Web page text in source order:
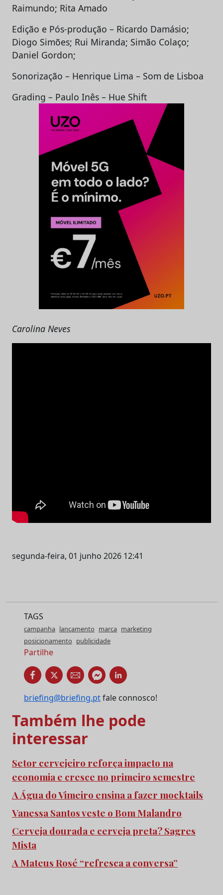
Raimundo; Rita Amado
Edição e Pós-produção – Ricardo Damásio;
Diogo Simões; Rui Miranda; Simão Colaço;
Daniel Gordon;
Sonorização – Henrique Lima – Som de Lisboa
Grading – Paulo Inês – Hue Shift
Carolina Neves
segunda-feira, 01 junho 2026 12:41
TAGS
campanha lançamento marca marketing
posicionamento publicidade
Partilhe
briefing@briefing.ptfale connosco!
Também lhe pode
interessar
Setor cervejeiro reforça impacto na
economia e cresce no primeiro semestre
A Água do Vimeiro ensina a fazer mocktails
Vanessa Santos veste o Bom Malandro
Cerveja dourada e cerveja preta? Sagres
Mista
A Mateus Rosé “refresca a conversa”